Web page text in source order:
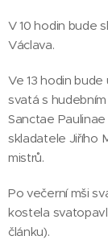
V 10 hodin bude
Václava.
Ve 13 hodin
svatá s
Sanctae
skladatele Jiřího
mistrů.
Po večerní mši
kostela
článku).